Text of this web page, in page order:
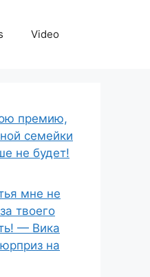
Video
премию,
семейки
не будет!
мне не
твоего
— Вика
на